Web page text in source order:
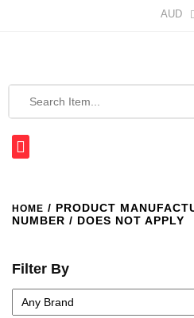
AUD
HOME / PRODUCT
NUMBER / DOES NOT APPLY
Filter By